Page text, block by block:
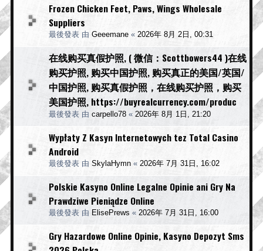
Frozen Chicken Feet, Paws, Wings Wholesale
Suppliers
最後發表 由 Geeemane « 2026年 8月 2日, 00:31
在线购买真假护照, ( 微信：Scottbowers44 )在线
购买护照, 购买中国护照, 购买真正的美国/英国/
中国护照, 购买真假护照，在线购买护照，购买
美国护照, https://buyrealcurrency.com/produc
最後發表 由 carpello78 « 2026年 8月 1日, 21:20
Wypłaty Z Kasyn Internetowych tez Total Casino
Android
最後發表 由 SkylaHymn « 2026年 7月 31日, 16:02
Polskie Kasyno Online Legalne Opinie ani Gry Na
Prawdziwe Pieniądze Online
最後發表 由 ElisePrews « 2026年 7月 31日, 16:00
Gry Hazardowe Online Opinie, Kasyno Depozyt Sms